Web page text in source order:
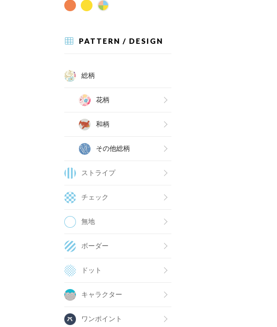
PATTERN / DESIGN
総柄
花柄
和柄
その他総柄
ストライプ
チェック
無地
ボーダー
ドット
キャラクター
ワンポイント